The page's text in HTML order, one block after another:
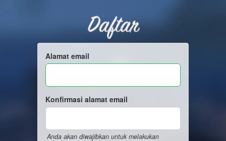
Daftar
Alamat email
Konfirmasi alamat email
Anda akan diwajibkan untuk melakukan